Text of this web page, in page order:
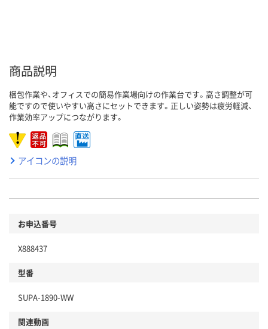
商品説明
梱包作業や、オフィスでの簡易作業場向けの作業台です。高さ調整が可
能ですので使いやすい高さにセットできます。正しい姿勢は疲労軽減、
作業効率アップにつながります。
アイコンの説明
お申込番号
X888437
型番
SUPA-1890-WW
関連動画